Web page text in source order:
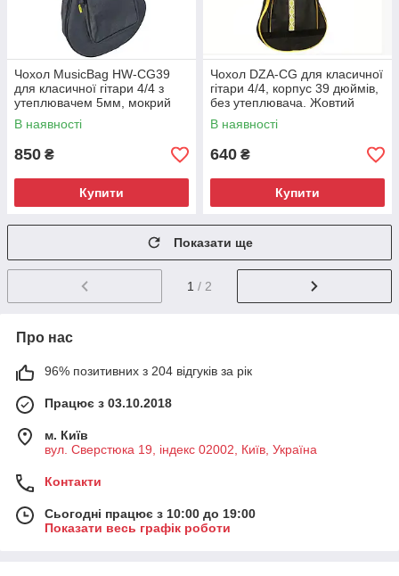
Чохол MusicBag HW-CG39
для класичної гітари 4/4 з
утеплювачем 5мм, мокрий
асфальт
В наявності
850 ₴
Купити
Чохол DZA-CG для класичної
гітари 4/4, корпус 39 дюймів,
без утеплювача. Жовтий
орнамент
В наявності
640 ₴
Купити
Показати ще
1 / 2
Про нас
96% позитивних з 204 відгуків за рік
Працює з 03.10.2018
м. Київ
вул. Сверстюка 19, індекс 02002, Київ, Україна
Контакти
Сьогодні працює з 10:00 до 19:00
Показати весь графік роботи